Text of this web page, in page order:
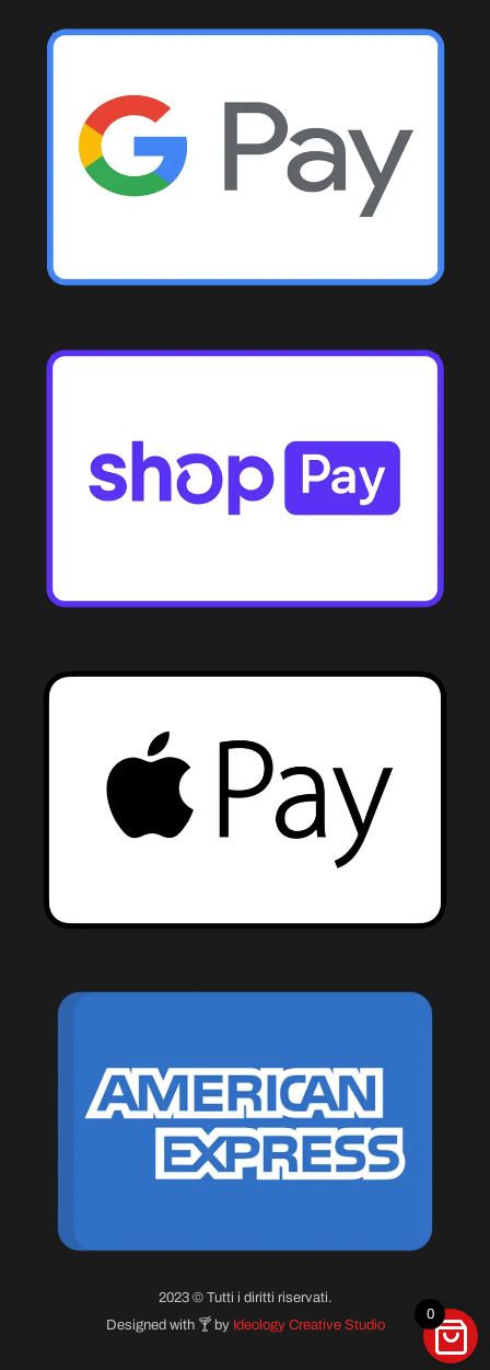
2023 © Tutti i diritti riservati.
Designed with 🍸 by Ideology Creative Studio
0